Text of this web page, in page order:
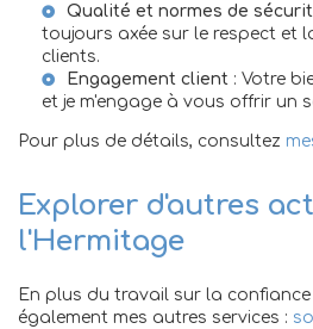
Qualité et normes de
toujours axée sur le respect et
clients.
Engagement client : Votre
et je m'engage à vous offrir un
Pour plus de détails, consultez
Explorer d'autres
l'Hermitage
En plus du travail sur la confiance
également mes autres services :